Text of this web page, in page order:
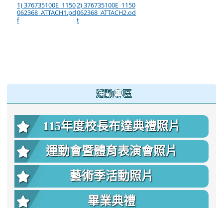
1) 376735100E_1150
062368_ATTACH1.pd
f
2) 376735100E_1150
062368_ATTACH2.od
t
活動專區
115年度校長布達典禮照片
運動會暨體育表演會照片
藝術季活動照片
畢業典禮